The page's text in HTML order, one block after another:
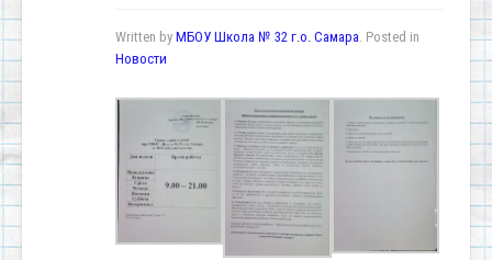
Written by МБОУ Школа № 32 г.о. Самара. Posted in
Новости